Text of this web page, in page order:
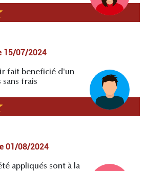
15/07/2024
fait beneficié d'un
sans frais
le 01/08/2024
appliqués sont à la